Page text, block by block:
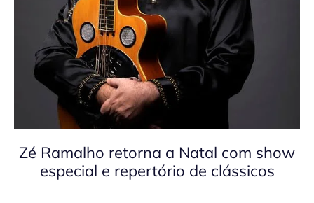
Zé Ramalho retorna a Natal com show
especial e repertório de clássicos